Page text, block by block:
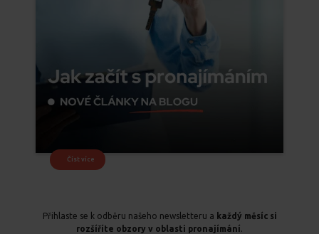
Číst více
Přihlaste se k odběru našeho newsletteru a každý měsíc si
rozšíříte obzory v oblasti pronajímání.